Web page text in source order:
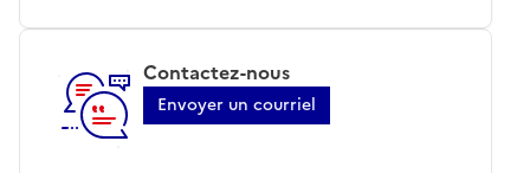
Contactez-nous
Envoyer un courriel